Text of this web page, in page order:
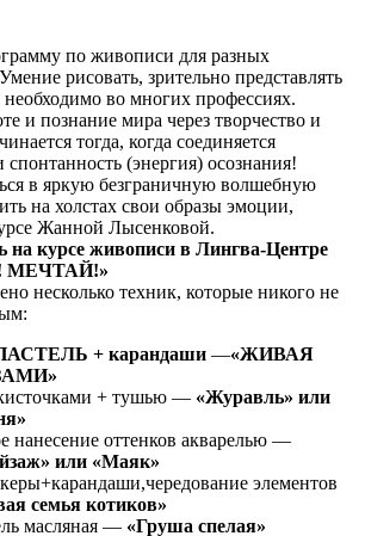
по живописи для разных
рисовать, зрительно представлять
во многих профессиях.
и познание мира через творчество и
тогда, когда соединяется
(энергия) осознания!
в яркую безграничную волшебную
на холстах свои образы эмоции,
Жанной Лысенковой.
на курсе живописи в Лингва-Центре
МЕЧТАЙ!»
несколько техник, которые никого не
+ карандаши —«ЖИВАЯ
+ тушью — «Журавль» или
нанесение оттенков акварелью —
или «Маяк»
элементов
семья котиков»
масляная — «Груша спелая»